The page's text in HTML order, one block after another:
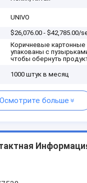
UNIVO
$26,076.00 - $42,785.00/
Коричневые картонные
упакованы с
чтобы обернуть
1000 штук в месяц
Осмотрите больше